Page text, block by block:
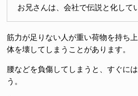
お兄さんは、会社で伝説と化して
筋力が足りない人が重い荷物を持ち
体を壊してしまうことがあります。
腰などを負傷してしまうと、すぐに
う。